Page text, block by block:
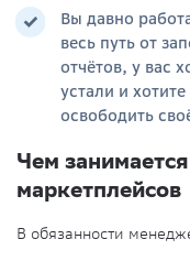
Вы давно
весь путь от
отчётов, у вас
устали и
освободить
Чем
маркетплейсов
В обязанности